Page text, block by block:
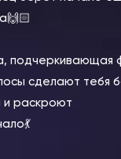
подчеркивающая
сделают тебя
раскроют